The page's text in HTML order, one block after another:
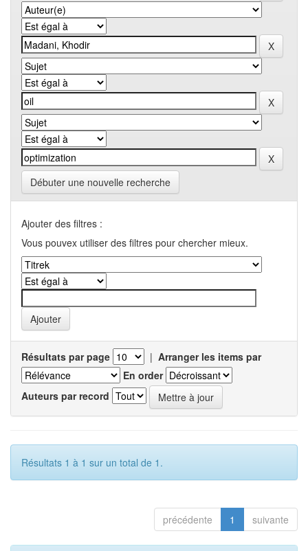
Débuter une nouvelle recherche
Ajouter des filtres :
Vous pouvex utiliser des filtres pour chercher mieux.
Résultats par page | Arranger les items par
En order
Auteurs par record
Résultats 1 à 1 sur un total de 1.
précédente 1 suivante